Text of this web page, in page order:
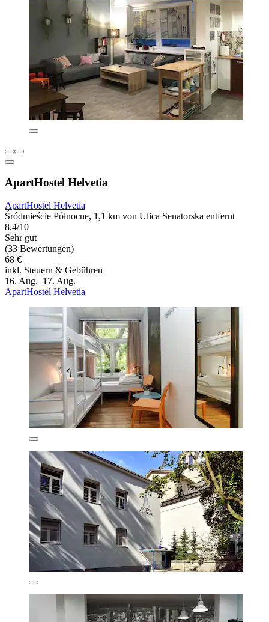
ApartHostel Helvetia
ApartHostel Helvetia
Śródmieście Północne, 1,1 km von Ulica Senatorska entfernt
8,4/10
Sehr gut
(33 Bewertungen)
68 €
inkl. Steuern & Gebühren
16. Aug.–17. Aug.
ApartHostel Helvetia